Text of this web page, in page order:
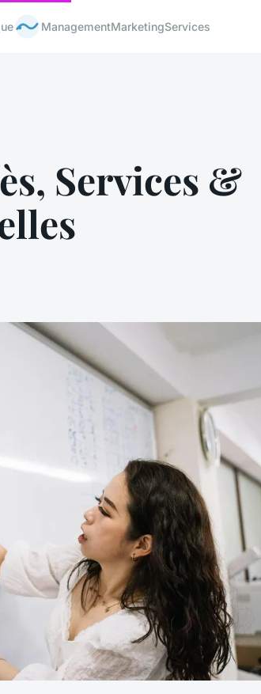
ManagementMarketingServices
Services &